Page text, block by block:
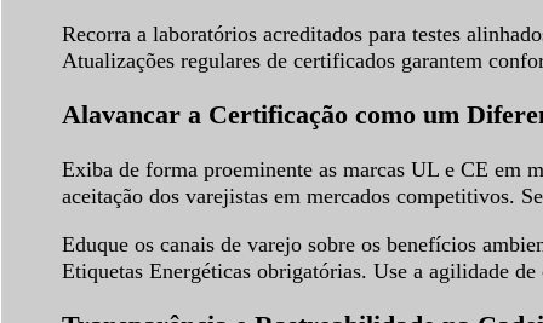
Recorra a laboratórios acreditados para testes
Atualizações regulares de certificados garantem
Alavancar a Certificação como um
Exiba de forma proeminente as marcas UL e CE em
aceitação dos varejistas em mercados competitivos.
Eduque os canais de varejo sobre os benefícios
Etiquetas Energéticas obrigatórias. Use a agilidade